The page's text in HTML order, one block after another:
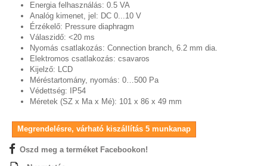
Energia felhasználás: 0.5 VA
Analóg kimenet, jel: DC 0...10 V
Érzékelő: Pressure diaphragm
Válaszidő: <20 ms
Nyomás csatlakozás: Connection branch, 6.2 mm dia.
Elektromos csatlakozás: csavaros
Kijelző: LCD
Méréstartomány, nyomás: 0…500 Pa
Védettség:
IP54
Méretek (SZ x Ma x Mé): 101 x 86 x 49 mm
Megrendelésre, várható kiszállítás 5 munkanap
Oszd meg a terméket Facebookon!